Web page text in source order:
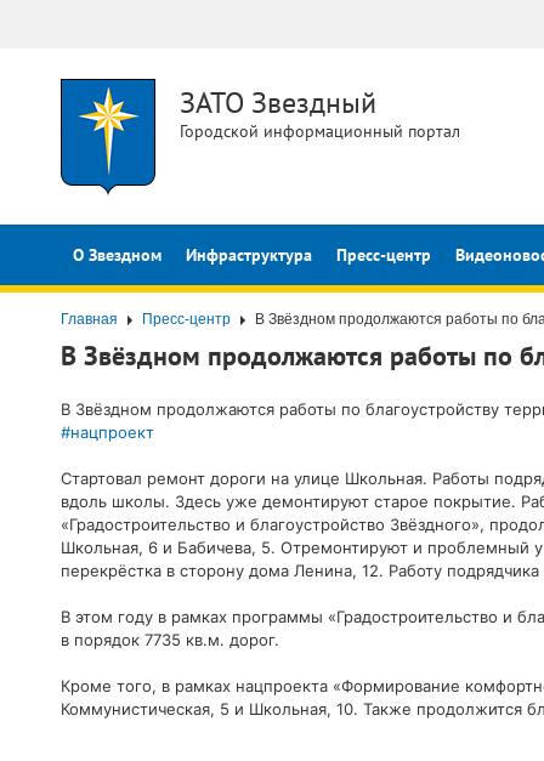
ЗАТО Звездный
Городской информационный портал
О Звездном Инфраструктура Пресс-центр
Главная Пресс-центр В Звёздном продолжаются работы по
В Звёздном продолжаются работы по
В Звёздном продолжаются работы по благоустройству
#нацпроект
Стартовал ремонт дороги на улице Школьная. Работы
вдоль школы. Здесь уже демонтируют старое покрытие.
«Градостроительство и благоустройство Звёздного»,
Школьная, 6 и Бабичева, 5. Отремонтируют и проблемный
перекрёстка в сторону дома Ленина, 12. Работу
В этом году в рамках программы «Градостроительство и
в порядок 7735 кв.м. дорог.
Кроме того, в рамках нацпроекта «Формирование
Коммунистическая, 5 и Школьная, 10. Также продолжится